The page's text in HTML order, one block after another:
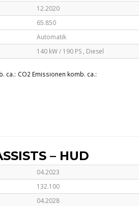
12.2020
65.850
Automatik
140 kW / 190 PS , Diesel
ca.: CO2 Emissionen komb. ca.:
– HUD
04.2023
132.100
04.2028